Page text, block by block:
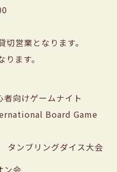
営業となります。
ます。
向けゲームナイト
Board Game
ンブリングダイス大会
ン会